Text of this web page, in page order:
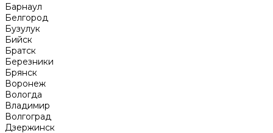
Барнаул
Белгород
Бузулук
Бийск
Братск
Березники
Брянск
Воронеж
Вологда
Владимир
Волгоград
Дзержинск